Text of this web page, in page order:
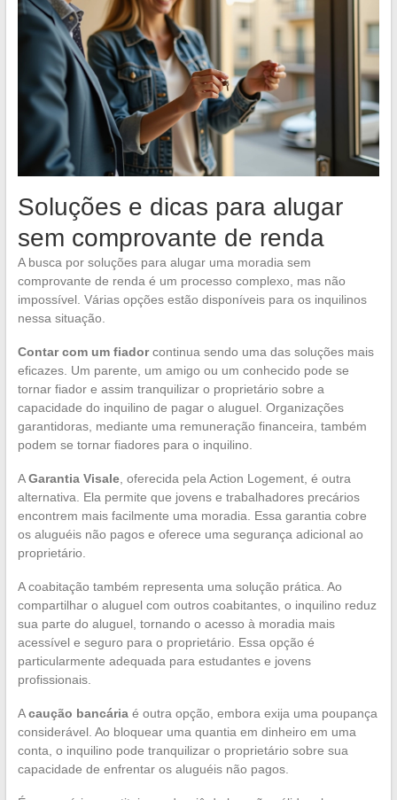
Soluções e dicas para alugar
sem comprovante de renda
A busca por soluções para alugar uma moradia sem
comprovante de renda é um processo complexo, mas não
impossível. Várias opções estão disponíveis para os inquilinos
nessa situação.
Contar com um fiadorcontinua sendo uma das soluções mais
eficazes. Um parente, um amigo ou um conhecido pode se
tornar fiador e assim tranquilizar o proprietário sobre a
capacidade do inquilino de pagar o aluguel. Organizações
garantidoras, mediante uma remuneração financeira, também
podem se tornar fiadores para o inquilino.
AGarantia Visale, oferecida pela Action Logement, é outra
alternativa. Ela permite que jovens e trabalhadores precários
encontrem mais facilmente uma moradia. Essa garantia cobre
os aluguéis não pagos e oferece uma segurança adicional ao
proprietário.
A coabitação também representa uma solução prática. Ao
compartilhar o aluguel com outros coabitantes, o inquilino reduz
sua parte do aluguel, tornando o acesso à moradia mais
acessível e seguro para o proprietário. Essa opção é
particularmente adequada para estudantes e jovens
profissionais.
Acaução bancáriaé outra opção, embora exija uma poupança
considerável. Ao bloquear uma quantia em dinheiro em uma
conta, o inquilino pode tranquilizar o proprietário sobre sua
capacidade de enfrentar os aluguéis não pagos.